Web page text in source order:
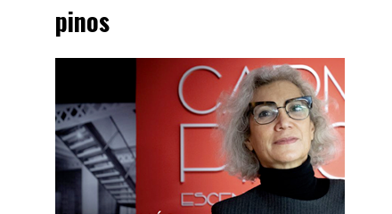
EL DESPERTAR DE LA CALIDEZ: ACABADOS
pinos